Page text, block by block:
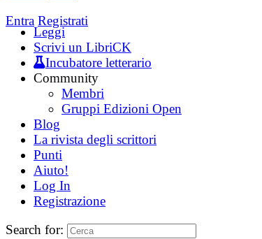
Entra Registrati
Leggi
Scrivi un LibriCK
Incubatore letterario
Community
Membri
Gruppi Edizioni Open
Blog
La rivista degli scrittori
Punti
Aiuto!
Log In
Registrazione
Search for: